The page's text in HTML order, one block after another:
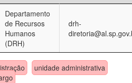
Departamento
de Recursos
Humanos
(DRH)
drh-
unidade administrativa